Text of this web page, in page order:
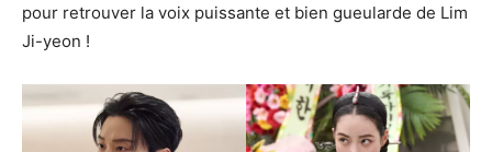
pour retrouver la voix puissante et bien gueularde de Lim
Ji-yeon !